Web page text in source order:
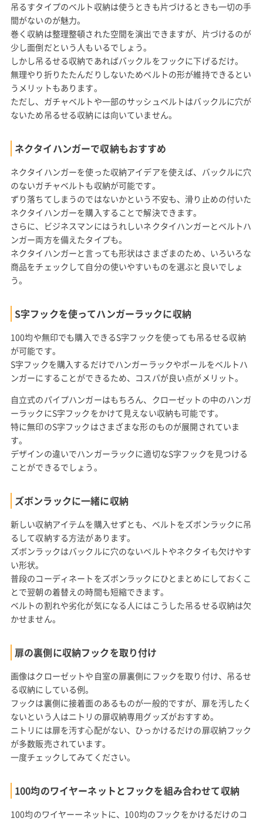
吊るすタイプのベルト収納は使うときも片づけるときも一切の手
間がないのが魅力。
巻く収納は整理整頓された空間を演出できますが、片づけるのが
少し面倒だという人もいるでしょう。
しかし吊るせる収納であればバックルをフックに下げるだけ。
無理やり折りたたんだりしないためベルトの形が維持できるとい
うメリットもあります。
ただし、ガチャベルトや一部のサッシュベルトはバックルに穴が
ないため吊るせる収納には向いていません。
ネクタイハンガーで収納もおすすめ
ネクタイハンガーを使った収納アイデアを使えば、バックルに穴
のないガチャベルトも収納が可能です。
ずり落ちてしまうのではないかという不安も、滑り止めの付いた
ネクタイハンガーを購入することで解決できます。
さらに、ビジネスマンにはうれしいネクタイハンガーとベルトハ
ンガー両方を備えたタイプも。
ネクタイハンガーと言っても形状はさまざまのため、いろいろな
商品をチェックして自分の使いやすいものを選ぶと良いでしょ
う。
S字フックを使ってハンガーラックに収納
100均や無印でも購入できるS字フックを使っても吊るせる収納
が可能です。
S字フックを購入するだけでハンガーラックやポールをベルトハ
ンガーにすることができるため、コスパが良い点がメリット。
自立式のパイプハンガーはもちろん、クローゼットの中のハンガ
ーラックにS字フックをかけて見えない収納も可能です。
特に無印のS字フックはさまざまな形のものが展開されていま
す。
デザインの違いでハンガーラックに適切なS字フックを見つける
ことができるでしょう。
ズボンラックに一緒に収納
新しい収納アイテムを購入せずとも、ベルトをズボンラックに吊
るして収納する方法があります。
ズボンラックはバックルに穴のないベルトやネクタイも欠けやす
い形状。
普段のコーディネートをズボンラックにひとまとめにしておくこ
とで翌朝の着替えの時間も短縮できます。
ベルトの割れや劣化が気になる人にはこうした吊るせる収納は欠
かせません。
扉の裏側に収納フックを取り付け
画像はクローゼットや自室の扉裏側にフックを取り付け、吊るせ
る収納にしている例。
フックは裏側に接着面のあるものが一般的ですが、扉を汚したく
ないという人はニトリの扉収納専用グッズがおすすめ。
ニトリには扉を汚す心配がない、ひっかけるだけの扉収納フック
が多数販売されています。
一度チェックしてみてください。
100均のワイヤーネットとフックを組み合わせて収納
100均のワイヤーーネットに、100均のフックをかけるだけのコ